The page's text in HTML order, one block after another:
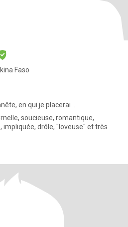
Faso
en qui je placerai ...
soucieuse, romantique,
impliquée, drôle, "loveuse" et très